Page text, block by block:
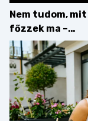
Nem tudom, mit
főzzek ma –
Villámgyors